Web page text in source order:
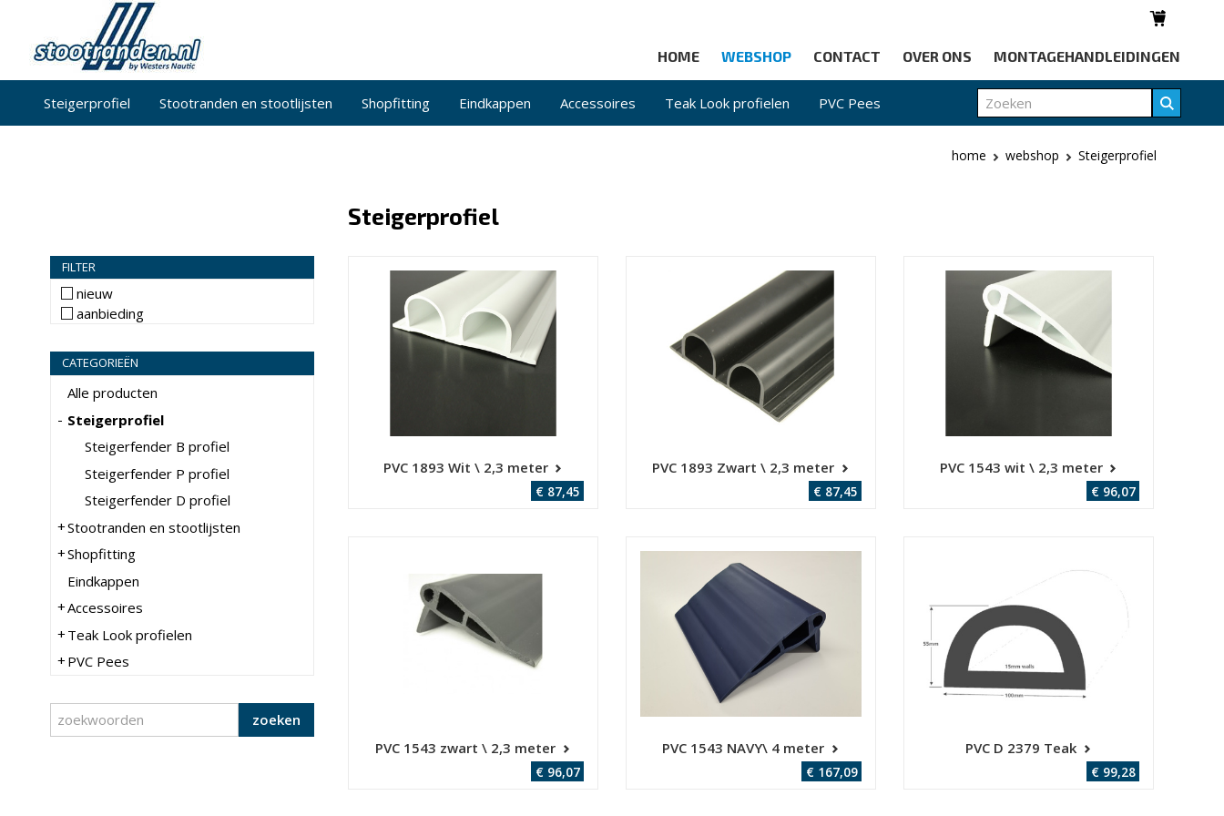
HOME WEBSHOP CONTACT OVER ONS MONTAGEHANDLEIDINGEN
Steigerprofiel Stootranden en stootlijsten Shopfitting Eindkappen Accessoires Teak Look profielen PVC Pees
home webshop Steigerprofiel
Steigerprofiel
FILTER
nieuw
aanbieding
CATEGORIEËN
Alle producten
Steigerprofiel
Steigerfender B profiel
Steigerfender P profiel
Steigerfender D profiel
Stootranden en stootlijsten
Shopfitting
Eindkappen
Accessoires
Teak Look profielen
PVC Pees
zoeken
€ 87,45
PVC 1893 Wit \ 2,3 meter
€ 87,45
PVC 1893 Zwart \ 2,3 meter
€ 96,07
PVC 1543 wit \ 2,3 meter
€ 96,07
PVC 1543 zwart \ 2,3 meter
€ 167,09
PVC 1543 NAVY\ 4 meter
€ 99,28
PVC D 2379 Teak